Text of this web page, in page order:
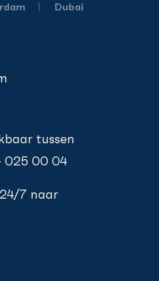
Dubai
tussen
025 00 04
7 naar